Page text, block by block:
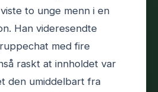
to unge menn i en
Han videresendte
med fire
raskt at innholdet var
den umiddelbart fra